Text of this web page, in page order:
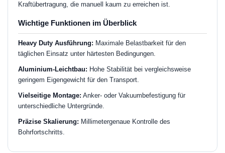
Kraftübertragung, die manuell kaum zu erreichen ist.
Wichtige Funktionen im Überblick
Heavy Duty Ausführung: Maximale Belastbarkeit für den
täglichen Einsatz unter härtesten Bedingungen.
Aluminium-Leichtbau: Hohe Stabilität bei vergleichsweise
geringem Eigengewicht für den Transport.
Vielseitige Montage: Anker- oder Vakuumbefestigung für
unterschiedliche Untergründe.
Präzise Skalierung: Millimetergenaue Kontrolle des
Bohrfortschritts.